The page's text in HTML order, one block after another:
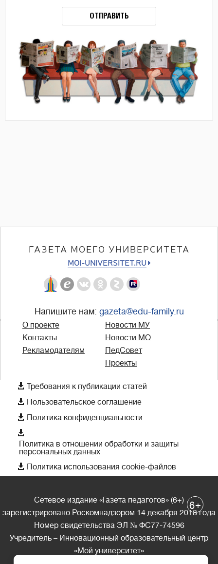
ОТПРАВИТЬ
ГАЗЕТА МОЕГО УНИВЕРСИТЕТА
MOI-UNIVERSITET.RU
Напишите нам: gazeta@edu-family.ru
О проекте
Контакты
Рекламодателям
Новости МУ
Новости МО
ПедСовет
Проекты
 Требования к публикации статей
 Пользовательское соглашение
 Политика конфиденциальности

Политика в отношении обработки и защиты
персональных данных
 Политика использования cookie-файлов
Сетевое издание «Газета педагогов» (6+)
зарегистрировано Роскомнадзором 14 декабря 2018 года
Номер свидетельства ЭЛ № ФС77-74596
Учредитель – Инновационный образовательный центр
«Мой университет»
6+